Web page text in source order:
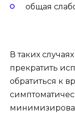
общая
В таких
прекратить
обратиться к